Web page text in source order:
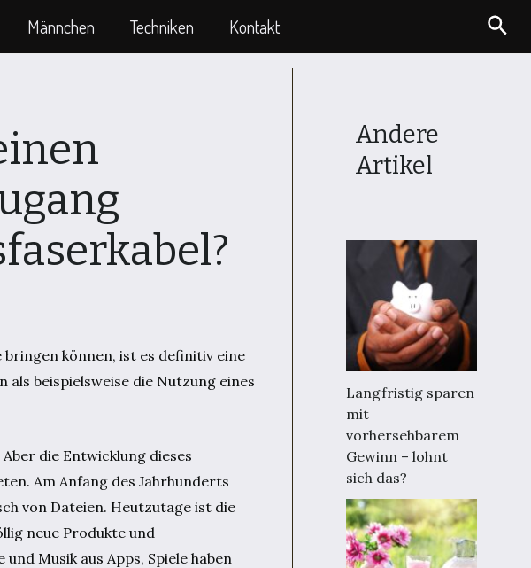
Männchen Techniken Kontakt
können, ist es definitiv eine
beispielsweise die Nutzung eines
die Entwicklung dieses
Am Anfang des Jahrhunderts
von Dateien. Heutzutage ist die
neue Produkte und
Musik aus Apps, Spiele haben
Andere
Artikel
Langfristig sparen
mit
vorhersehbarem
Gewinn – lohnt
sich das?